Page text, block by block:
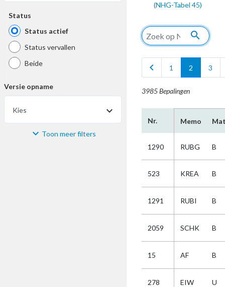
Status
Status actief
Status vervallen
Beide
Versie opname
Kies
Materiaal Toon meer filters
(NHG-Tabel 45)
search
chevron_left 1 2 3
3985 Bepalingen
Nr. Memo
1290 RUBG B
523 KREA B
1291 RUBI B
2059 SCHK B
15 AF B
278 EIW U